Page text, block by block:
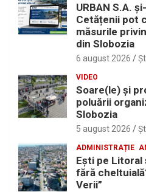
URBAN S.A.
Cetățenii pot
măsurile
din Slobozia
6 august 2026
VIDEO
Soare(le) și
poluării
Slobozia
5 august 2026
ADMINISTRAȚIE
Eşti pe
fără
Verii”